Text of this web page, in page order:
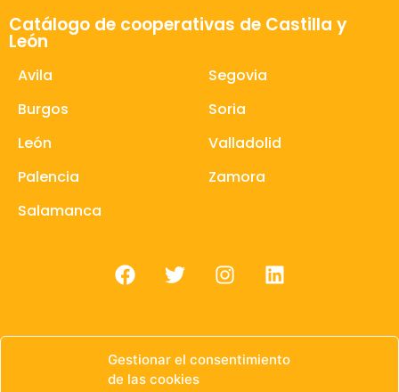
Gestionar el consentimiento
de las cookies
Catálogo de cooperativas de Castilla y
León
Avila
Burgos
León
Palencia
Salamanca
Segovia
Soria
Valladolid
Zamora
© 1985 – 2021 | OWEN Unión de Cooperativas de